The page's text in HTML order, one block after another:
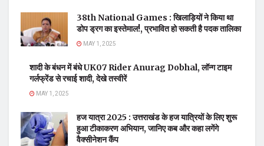
38th National Games : खिलाड़ियों ने किया था
डोप ड्रग का इस्तेमाल!, प्रभावित हो सकती है पदक तालिका
MAY 1, 2025
शादी के बंधन में बंधे UK07 Rider Anurag Dobhal, लॉन्ग टाइम
गर्लफ्रेंड से रचाई शादी, देखे तस्वीरें
MAY 1, 2025
हज यात्रा 2025 : उत्तराखंड के हज यात्रियों के लिए शुरू
हुआ टीकाकरण अभियान, जानिए कब और कहा लगेंगे
वैक्सीनेशन कैंप